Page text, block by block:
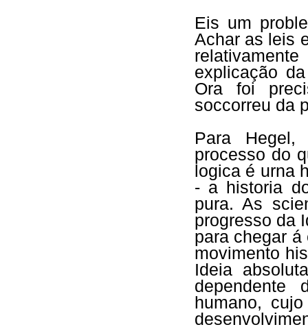
Eis um
Achar as leis
explicação
Ora foi
soccorreu da
Para
processo do
logica é urna
- a historia
pura. As
progresso da
para chegar
movimento
Ideia
dependente
humano,